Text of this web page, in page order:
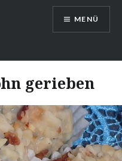
MENÜ
gerieben